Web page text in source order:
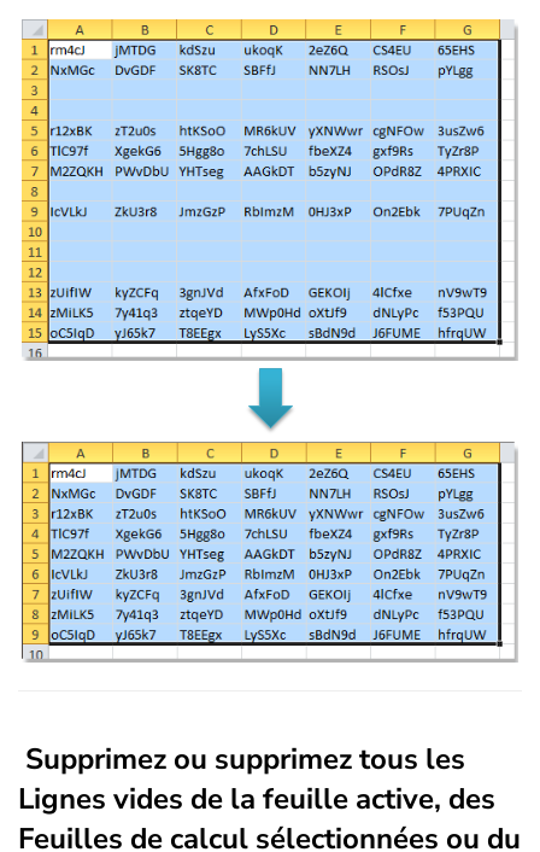
Supprimez ou supprimez tous les
Lignes vides de la feuille active, des
Feuilles de calcul sélectionnées ou du